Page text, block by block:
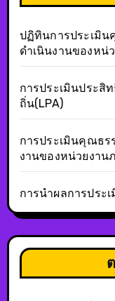
ปฏิทินการประเมิน
ดำเนินงานของหน่
การประเมินประสิ
ถิ่น(LPA)
การประเมินคุณธร
งานของหน่วยงาน
การนำผลการประ